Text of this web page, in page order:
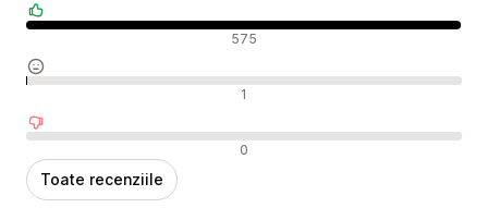
Recenzii pozitive 575
Recenzii neutre 1
Recenzii negative 0
Toate recenziile